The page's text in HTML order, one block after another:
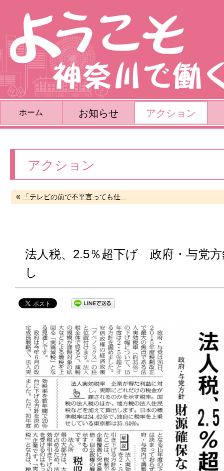
ホーム お知らせ アクション
アクション
« 「テレビの前で不平言っても仕...
法人税、2.5％超下げ 政府・与党
し